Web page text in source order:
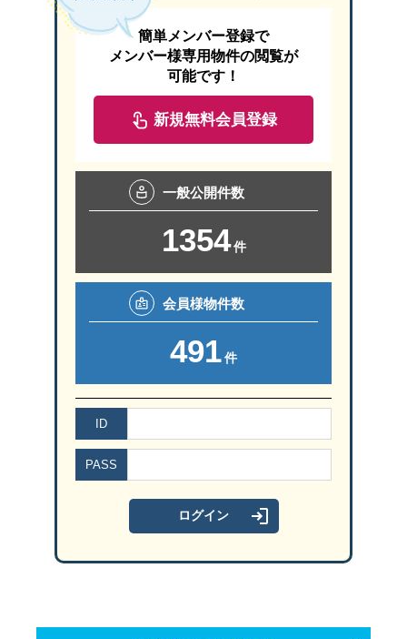
簡単メンバー登録で
メンバー様専用物件の閲覧が
可能です！
新規無料会員登録
一般公開件数
1354 件
会員様物件数
491件
ID
PASS